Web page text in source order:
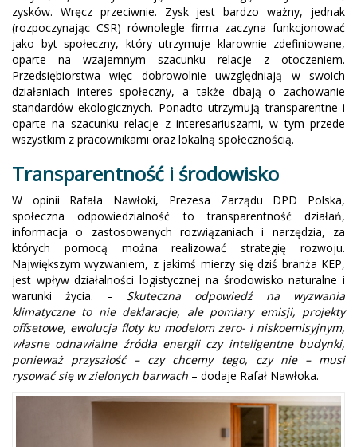
zysków. Wręcz przeciwnie. Zysk jest bardzo ważny, jednak
(rozpoczynając CSR) równolegle firma zaczyna funkcjonować
jako byt społeczny, który utrzymuje klarownie zdefiniowane,
oparte na wzajemnym szacunku relacje z otoczeniem.
Przedsiębiorstwa więc dobrowolnie uwzględniają w swoich
działaniach interes społeczny, a także dbają o zachowanie
standardów ekologicznych. Ponadto utrzymują transparentne i
oparte na szacunku relacje z interesariuszami, w tym przede
wszystkim z pracownikami oraz lokalną społecznością.
Transparentność i środowisko
W opinii Rafała Nawłoki, Prezesa Zarządu DPD Polska,
społeczna odpowiedzialność to transparentność działań,
informacja o zastosowanych rozwiązaniach i narzędzia, za
których pomocą można realizować strategię rozwoju.
Największym wyzwaniem, z jakimś mierzy się dziś branża KEP,
jest wpływ działalności logistycznej na środowisko naturalne i
warunki życia. – Skuteczna odpowiedź na wyzwania
klimatyczne to nie deklaracje, ale pomiary emisji, projekty
offsetowe, ewolucja floty ku modelom zero- i niskoemisyjnym,
własne odnawialne źródła energii czy inteligentne budynki,
ponieważ przyszłość – czy chcemy tego, czy nie – musi
rysować się w zielonych barwach – dodaje Rafał Nawłoka.